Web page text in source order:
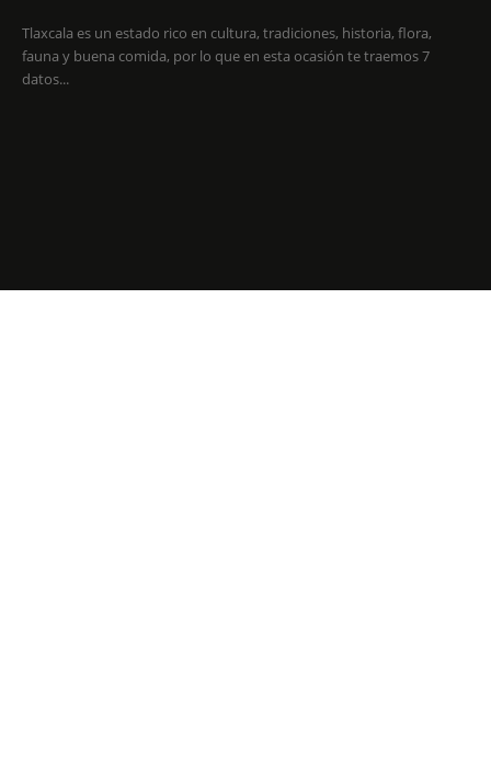
Tlaxcala es un estado rico en cultura, tradiciones, historia, flora,
fauna y buena comida, por lo que en esta ocasión te traemos 7
datos...